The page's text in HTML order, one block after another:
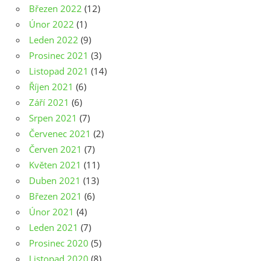
Březen 2022 (12)
Únor 2022 (1)
Leden 2022 (9)
Prosinec 2021 (3)
Listopad 2021 (14)
Říjen 2021 (6)
Září 2021 (6)
Srpen 2021 (7)
Červenec 2021 (2)
Červen 2021 (7)
Květen 2021 (11)
Duben 2021 (13)
Březen 2021 (6)
Únor 2021 (4)
Leden 2021 (7)
Prosinec 2020 (5)